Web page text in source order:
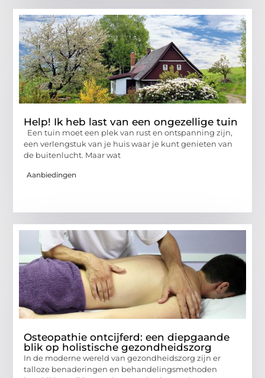
Help! Ik heb last van een ongezellige tuin
Een tuin moet een plek van rust en ontspanning zijn,
een verlengstuk van je huis waar je kunt genieten van
de buitenlucht. Maar wat
Aanbiedingen
Osteopathie ontcijferd: een diepgaande
blik op holistische gezondheidszorg
In de moderne wereld van gezondheidszorg zijn er
talloze benaderingen en behandelingsmethoden